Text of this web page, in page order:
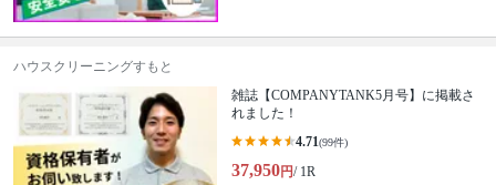
ハウスクリーニングすもと
雑誌【COMPANYTANK5月号】に掲載さ
れました！
4.71(99件)
37,950円/ 1R